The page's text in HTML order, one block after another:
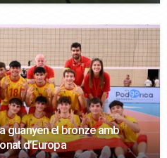
guanyen el bronze amb
d’Europa